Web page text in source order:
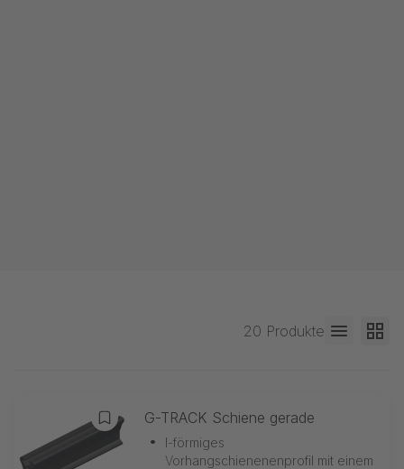
20 Produkte
Zur Merkliste hinzufügen
G-TRACK Schiene gerade
•
I-förmiges
Vorhangschienenenprofil mit einem